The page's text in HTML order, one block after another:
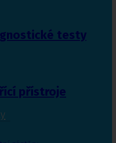
testy
přístroje